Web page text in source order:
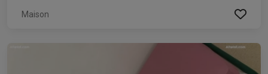
Maison